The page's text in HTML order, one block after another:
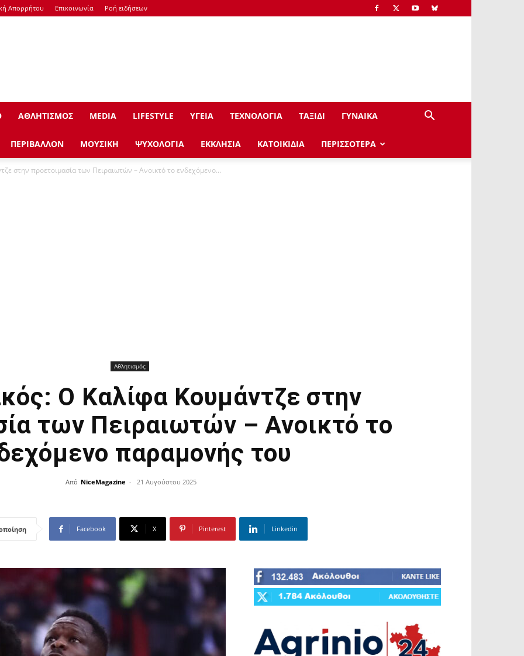
Απορρήτου Επικοινωνία Ροή ειδήσεων
ΑΘΛΗΤΙΣΜΟΣ ΜEDIA LIFESTYLE ΥΓΕΙΑ ΤΕΧΝΟΛΟΓΙΑ ΤΑΞΙΔΙ ΓΥΝΑΙΚΑ
ΠΕΡΙΒΑΛΛΟΝ ΜΟΥΣΙΚΗ ΨΥΧΟΛΟΓΙΑ ΕΚΚΛΗΣΙΑ ΚΑΤΟΙΚΙΔΙΑ ΠΕΡΙΣΣΟΤΕΡΑ
στην προετοιμασία των Πειραιωτών – Ανοικτό το ενδεχόμενο...
Αθλητισμός
Ο Καλίφα Κουμάντζε στην
των Πειραιωτών – Ανοικτό το
παραμονής του
Από NiceMagazine - 21 Αυγούστου 2025
Facebook X Pinterest Linkedin